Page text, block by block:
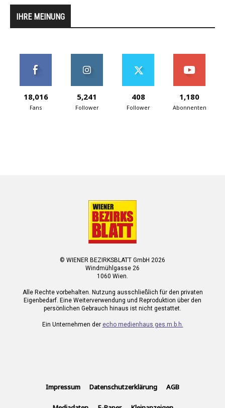
IHRE MEINUNG
18,016
Fans
5,241
Follower
408
Follower
1,180
Abonnenten
© WIENER BEZIRKSBLATT GmbH 2026
Windmühlgasse 26
1060 Wien.
Alle Rechte vorbehalten. Nutzung ausschließlich für den privaten
Eigenbedarf. Eine Weiterverwendung und Reproduktion über den
persönlichen Gebrauch hinaus ist nicht gestattet.
Ein Unternehmen der echo medienhaus ges.m.b.h.
Impressum Datenschutzerklärung AGB